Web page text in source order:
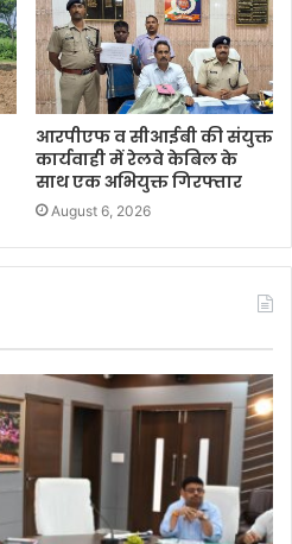
आरपीएफ व सीआईबी की संयुक्त
कार्यवाही में रेलवे केबिल के
साथ एक अभियुक्त गिरफ्तार
August 6, 2026